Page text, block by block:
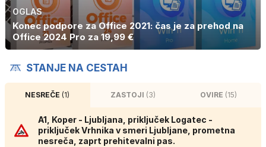
OGLAS
Konec podpore za Office 2021: čas je za prehod na
Office 2024 Pro za 19,99 €
STANJE NA CESTAH
NESREČE(1) ZASTOJI (3) OVIRE (15)
A1, Koper - Ljubljana, priključek Logatec -
priključek Vrhnika v smeri Ljubljane, prometna
nesreča, zaprt prehitevalni pas.